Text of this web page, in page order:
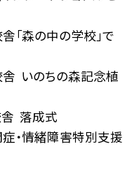
森の中の学校」で
いのちの森記念植
落成式
情緒障害特別支援